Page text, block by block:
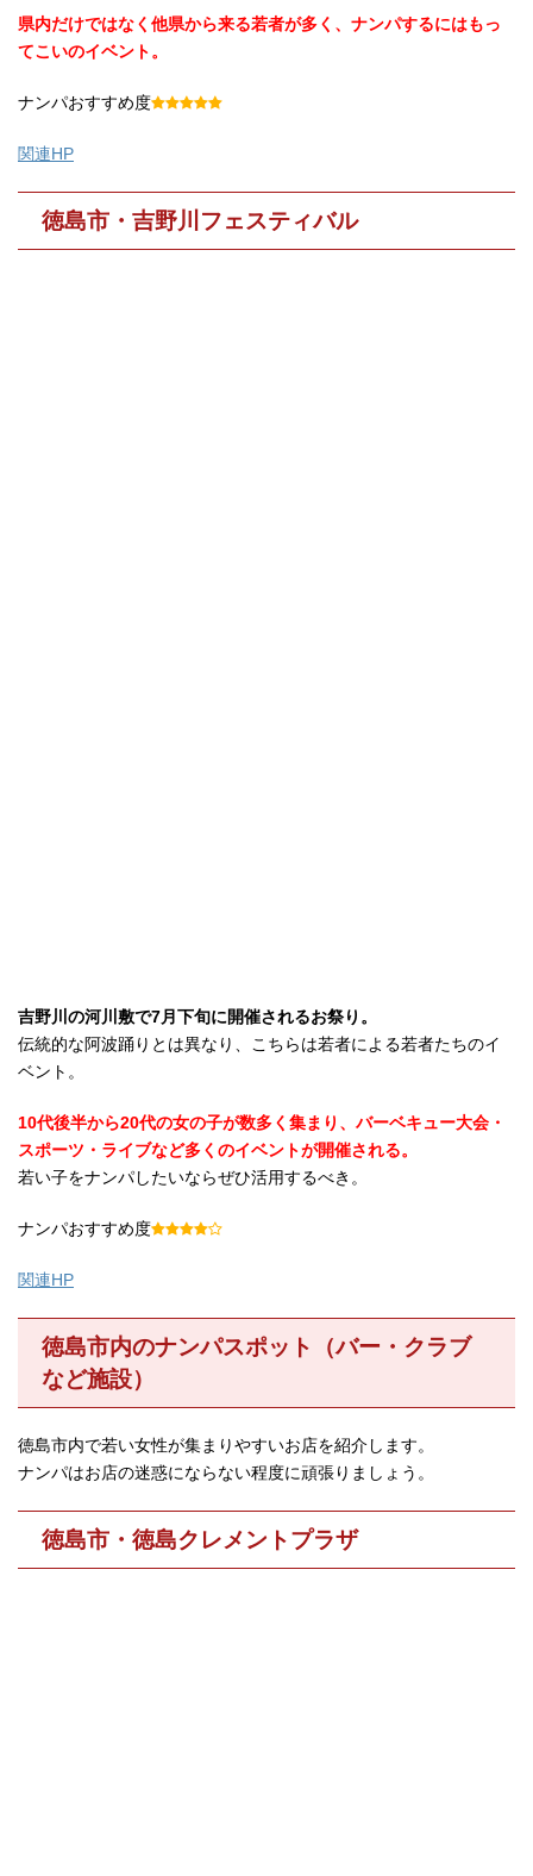
県内だけではなく他県から来る若者が多く、ナンパするにはもっ
てこいのイベント。
ナンパおすすめ度
関連HP
徳島市・吉野川フェスティバル
吉野川の河川敷で7月下旬に開催されるお祭り。
伝統的な阿波踊りとは異なり、こちらは若者による若者たちのイ
ベント。
10代後半から20代の女の子が数多く集まり、バーベキュー大会・
スポーツ・ライブなど多くのイベントが開催される。
若い子をナンパしたいならぜひ活用するべき。
ナンパおすすめ度
関連HP
徳島市内のナンパスポット（バー・クラブ
など施設）
徳島市内で若い女性が集まりやすいお店を紹介します。
ナンパはお店の迷惑にならない程度に頑張りましょう。
徳島市・徳島クレメントプラザ